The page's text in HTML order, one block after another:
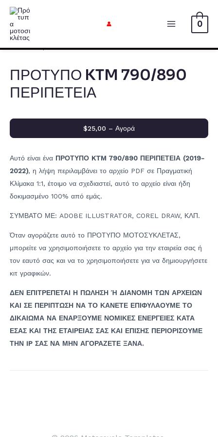
Μετάβαση
περιεχόμενο
Κυρίως
μενού
0
ΠΡΟΤΥΠΟ KTM 790/890
ΠΕΡΙΠΕΤΕΙΑ
Αυτό είναι ένα ΠΡΟΤΥΠΟ KTM 790/890 ΠΕΡΙΠΕΤΕΙΑ (2019-
2022), η λήψη περιλαμβάνει το αρχείο PDF σε Πραγματική
Κλίμακα 1:1, έτοιμο να σχεδιαστεί, αυτό το αρχείο είναι ήδη
δοκιμασμένο 100% από εμάς.
ΣΥΜΒΑΤΟ ΜΕ: ADOBE ILLUSTRATOR, COREL DRAW, ΚΛΠ.
Όταν αγοράζετε αυτό το ΠΡΟΤΥΠΟ ΜΟΤΟΣΥΚΛΕΤΑΣ,
μπορείτε να χρησιμοποιήσετε το αρχείο για την εταιρεία σας ή
τον εαυτό σας και να το χρησιμοποιήσετε για να δημιουργήσετε
κιτ γραφικών.
ΔΕΝ ΕΠΙΤΡΕΠΕΤΑΙ Η ΠΩΛΗΣΗ Ή ΔΙΑΝΟΜΗ ΤΩΝ ΑΡΧΕΙΩΝ
ΚΑΙ ΣΕ ΠΕΡΙΠΤΩΣΗ ΝΑ ΤΟ ΚΑΝΕΤΕ ΕΠΙΦΥΛΑΟΥΜΕ ΤΟ
ΔΙΚΑΙΩΜΑ ΝΑ ΕΝΑΡΞΟΥΜΕ ΝΟΜΙΚΕΣ ΕΝΕΡΓΕΙΕΣ ΚΑΤΑ
ΕΣΑΣ ΚΑΙ ΤΗΣ ΕΤΑΙΡΕΙΑΣ ΣΑΣ ΚΑΙ ΕΠΙΣΗΣ ΠΕΡΙΟΡΙΣΟΥΜΕ
ΤΗΝ IP ΣΑΣ ΝΑ ΜΗΝ ΑΓΟΡΑΖΕΤΕ ΞΑΝΑ.
$25,00 – Αγορά